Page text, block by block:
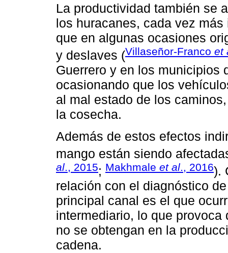
La productividad también se
los huracanes, cada vez
que en algunas ocasiones
y deslaves (Villaseñor-Franco et
Guerrero y en los municipios
ocasionando que los
al mal estado de los
la cosecha.
Además de estos efectos
mango están siendo
al., 2015; Makhmale et al., 2016).
relación con el diagnóstico
principal canal es el que
intermediario, lo que
no se obtengan en la
cadena.